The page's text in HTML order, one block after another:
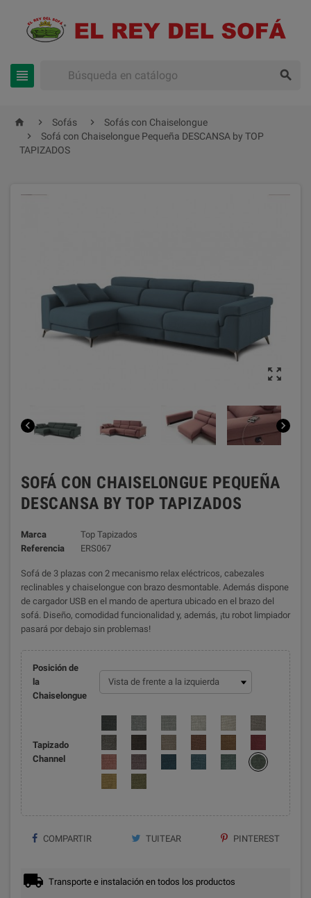
 
  Sofás 
Sofás con Chaiselongue

Sofá con Chaiselongue Pequeña DESCANSA by TOP
TAPIZADOS

 
SOFÁ CON CHAISELONGUE PEQUEÑA
DESCANSA BY TOP TAPIZADOS
Marca
Top Tapizados
Referencia
ERS067
Sofá de 3 plazas con 2 mecanismo relax eléctricos, cabezales
reclinables y chaiselongue con brazo desmontable. Además dispone
de cargador USB en el mando de apertura ubicado en el brazo del
sofá. Diseño, comodidad funcionalidad y, además, ¡tu robot limpiador
pasará por debajo sin problemas!
Posición de
la
Chaiselongue
Tapizado
Channel
COMPARTIR TUITEAR PINTEREST
Transporte e instalación en todos los productos